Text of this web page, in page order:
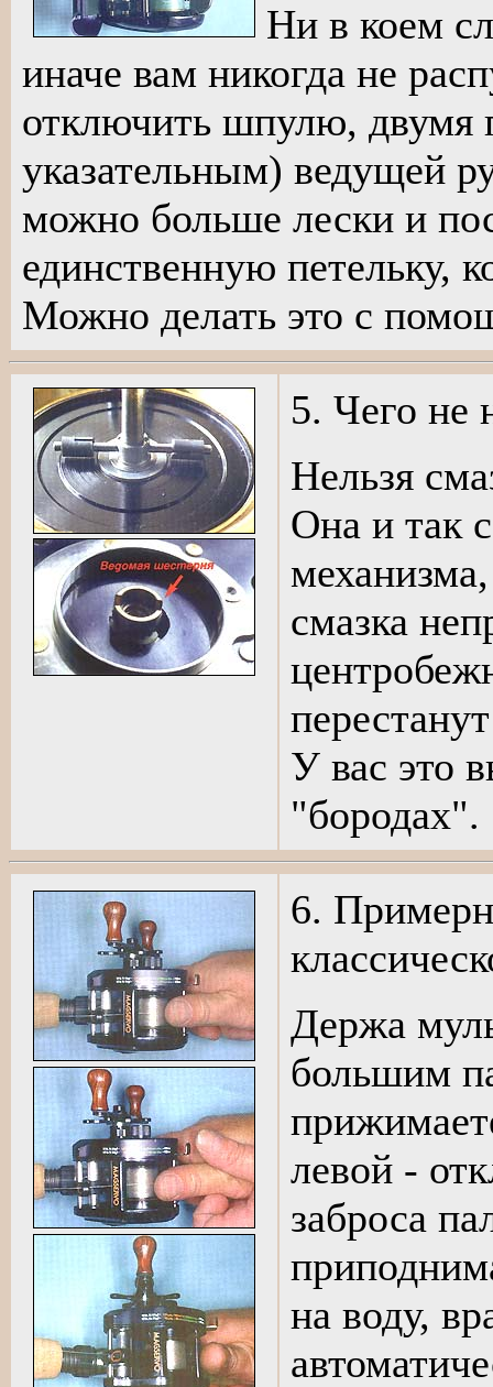
Ни в коем
иначе вам никогда не
отключить шпулю, двумя
указательным) ведущей
можно больше лески и
единственную петельку,
Можно делать это с
5. Чего не
Нельзя
Она и так
смазка
У вас это
"бородах".
6.
Держа
большим
левой -
заброса
на воду,